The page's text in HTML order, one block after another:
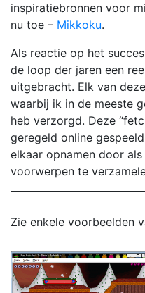
inspiratiebronnen voor
nu toe – Mikkoku.
Als reactie op het
de loop der jaren een
uitgebracht. Elk van
waarbij ik in de meeste
heb verzorgd. Deze
geregeld online
elkaar opnamen door
voorwerpen te
Zie enkele voorbeelden